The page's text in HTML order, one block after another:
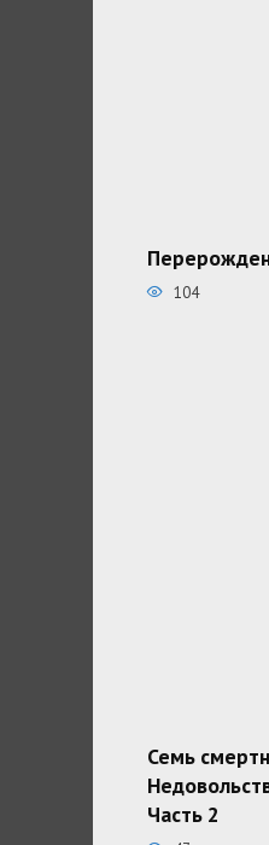
104
Семь
Часть 2